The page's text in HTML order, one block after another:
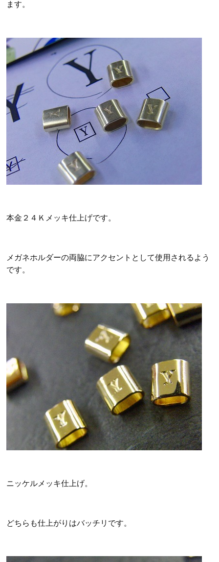
ます。
本金２４Ｋメッキ仕上げです。
メガネホルダーの両脇にアクセントとして使用されるよう
です。
ニッケルメッキ仕上げ。
どちらも仕上がりはバッチリです。